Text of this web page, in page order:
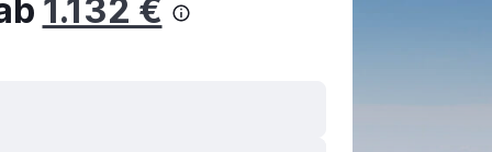
1.132 €